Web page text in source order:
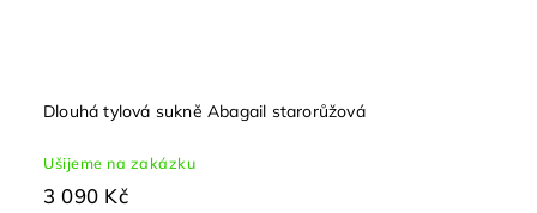
Dlouhá tylová sukně Abagail starorůžová
Ušijeme na zakázku
3 090 Kč